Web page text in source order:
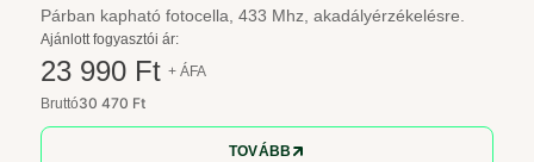
Párban kapható fotocella, 433 Mhz, akadályérzékelésre.
Ajánlott fogyasztói ár:
23 990 Ft + ÁFA
Bruttó30 470 Ft
TOVÁBB